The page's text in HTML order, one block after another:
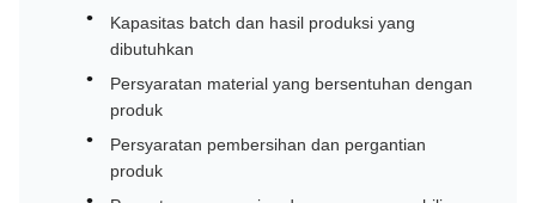
Kapasitas batch dan hasil produksi yang
dibutuhkan
Persyaratan material yang bersentuhan dengan
produk
Persyaratan pembersihan dan pergantian
produk